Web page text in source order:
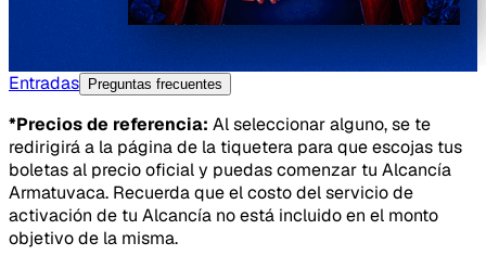
Entradas Preguntas frecuentes
*Precios de referencia: Al seleccionar alguno, se te
redirigirá a la página de la tiquetera para que escojas tus
boletas al precio oficial y puedas comenzar tu Alcancía
Armatuvaca. Recuerda que el costo del servicio de
activación de tu Alcancía no está incluido en el monto
objetivo de la misma.